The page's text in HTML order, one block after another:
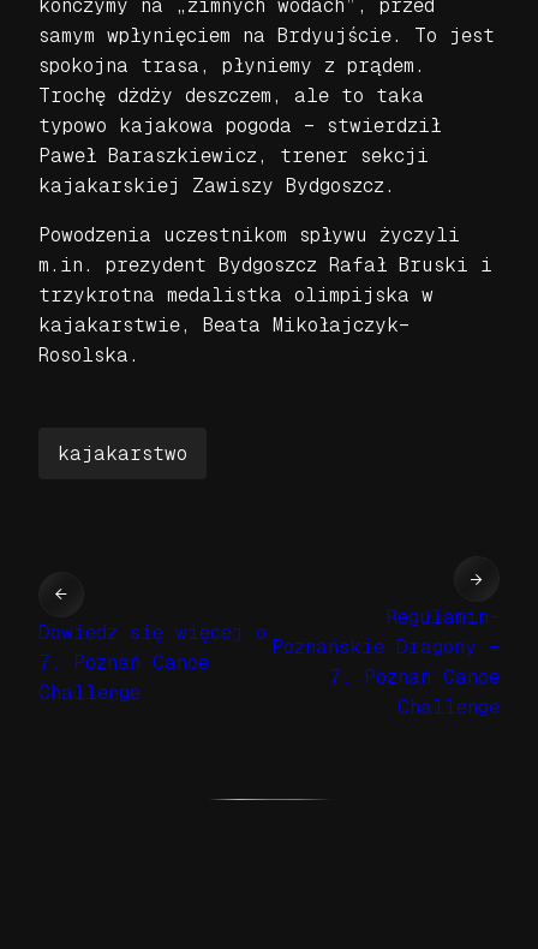
kończymy na „zimnych wodach”, przed
samym wpłynięciem na Brdyujście. To jest
spokojna trasa, płyniemy z prądem.
Trochę dżdży deszczem, ale to taka
typowo kajakowa pogoda – stwierdził
Paweł Baraszkiewicz, trener sekcji
kajakarskiej Zawiszy Bydgoszcz.
Powodzenia uczestnikom spływu życzyli
m.in. prezydent Bydgoszcz Rafał Bruski i
trzykrotna medalistka olimpijska w
kajakarstwie, Beata Mikołajczyk–
Rosolska.
kajakarstwo
←
Dowiedz się więcej o
7. Poznań Canoe
Challenge
Regulamin-
Poznańskie Dragony –
7. Poznań Canoe
Challenge
→